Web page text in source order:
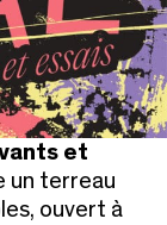
et
un terreau
ouvert à